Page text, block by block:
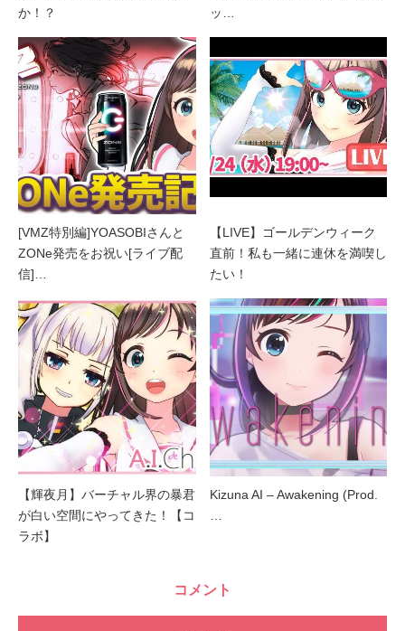
か！？
ッ…
[VMZ特別編]YOASOBIさんと
ZONe発売をお祝い[ライブ配
信]…
【LIVE】ゴールデンウィーク
直前！私も一緒に連休を満喫し
たい！
【輝夜月】バーチャル界の暴君
が白い空間にやってきた！【コ
ラボ】
Kizuna AI – Awakening (Prod.
コメント